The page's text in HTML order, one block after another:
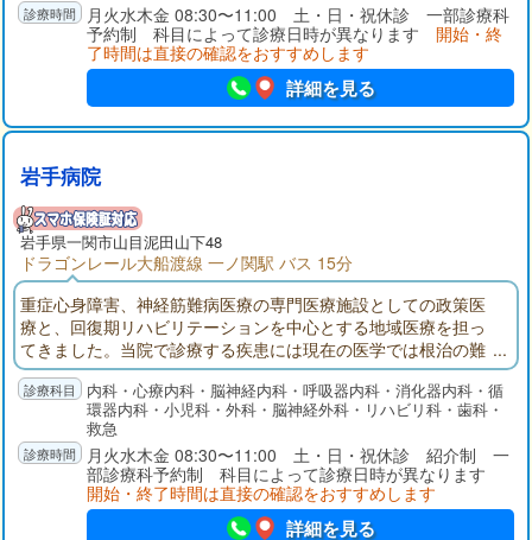
月火水木金 08:30〜11:00 土・日・祝休診 一部診療科
予約制 科目によって診療日時が異なります 開始・終
了時間は直接の確認をおすすめします
詳細を見る
岩手病院
岩手県一関市山目泥田山下48
ドラゴンレール大船渡線 一ノ関駅 バス 15分
重症心身障害、神経筋難病医療の専門医療施設としての政策医
療と、回復期リハビリテーションを中心とする地域医療を担っ
てきました。当院で診療する疾患には現在の医学では根治の難
しい難病も多く、患者さんは疾患による障害とともに様々な精
神的苦痛、社会的な問題に直面します。疾患の治療はもとよ
り、リハビリテーション、患者さんの心理面の支え、療養環境
の整備、地域の医療、福祉機関との連携を含む包括的な取り組
みが必要となります。 患者さんの思いを受け止め、患者さんを
中心に知識と技術をもつ多職種が支えあうチーム医療を実践い
たします。
内科・心療内科・脳神経内科・呼吸器内科・消化器内科・循
環器内科・小児科・外科・脳神経外科・リハビリ科・歯科・
救急
月火水木金 08:30〜11:00 土・日・祝休診 紹介制 一
部診療科予約制 科目によって診療日時が異なります
開始・終了時間は直接の確認をおすすめします
詳細を見る